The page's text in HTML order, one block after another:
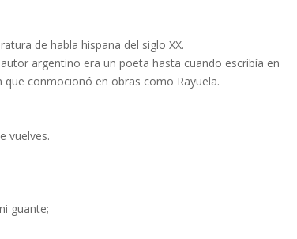
de habla hispana del siglo XX.
argentino era un poeta hasta cuando escribía en
conmocionó en obras como Rayuela.
vuelves.
guante;